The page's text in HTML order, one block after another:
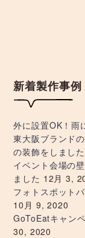
シ
ョ
ン
新着製作事例
外に設置OK！雨
東大阪ブランド
の装飾をしました
イベント会場の
ました 12月 3,
フォトスポット
10月 9, 2020
GoToEatキャン
30, 2020